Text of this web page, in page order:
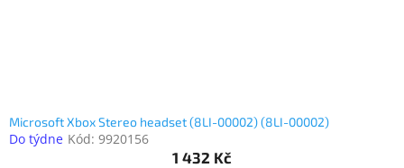
Microsoft Xbox Stereo headset (8LI-00002) (8LI-00002)
Do týdne Kód: 9920156
1 432 Kč